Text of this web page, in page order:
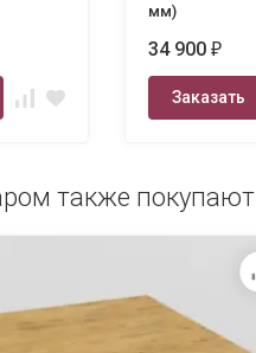
мм)
34 900 ₽
Заказать
также покупают